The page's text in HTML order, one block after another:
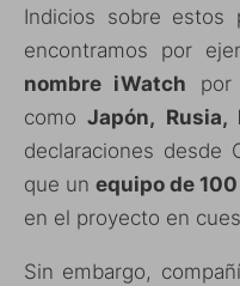
Indicios sobre estos
encontramos por
nombre iWatch por
como Japón, Rusia,
declaraciones desde
que un equipo de
en el proyecto en
Sin embargo,